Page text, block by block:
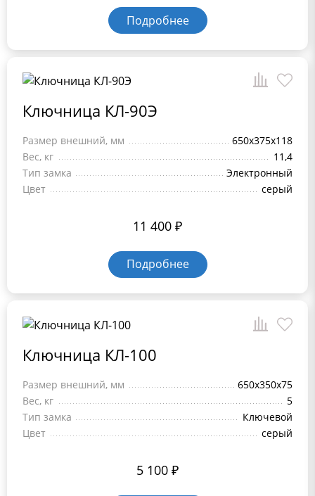
Подробнее
Ключница КЛ-90Э
Размер внешний, мм
650x375x118
Вес, кг
11,4
Тип замка
Электронный
Цвет
серый
11 400 ₽
Подробнее
Ключница КЛ-100
Размер внешний, мм
650x350x75
Вес, кг
5
Тип замка
Ключевой
Цвет
серый
5 100 ₽